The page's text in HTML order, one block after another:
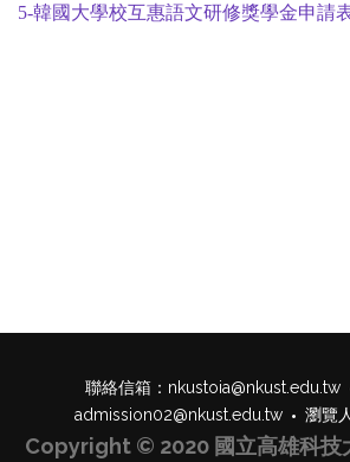
5-韓國大學校互惠語文研修獎學金申請
聯絡信箱： nkustoia@nkust.edu.tw
admission02@nkust.edu.tw
瀏覽
Copyright © 2020 國立高雄科技